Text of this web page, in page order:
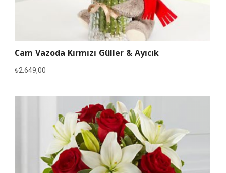
Cam Vazoda Kırmızı Güller & Ayıcık
₺2.649,00